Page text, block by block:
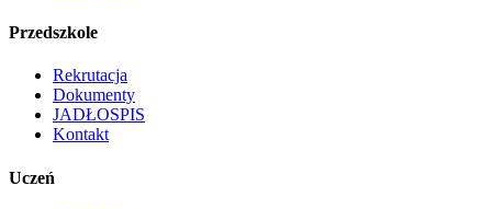
Przedszkole
Rekrutacja
Dokumenty
JADŁOSPIS
Kontakt
Uczeń